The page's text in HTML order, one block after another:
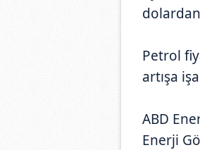
dolardan
Petrol
artışa
ABD
Enerji